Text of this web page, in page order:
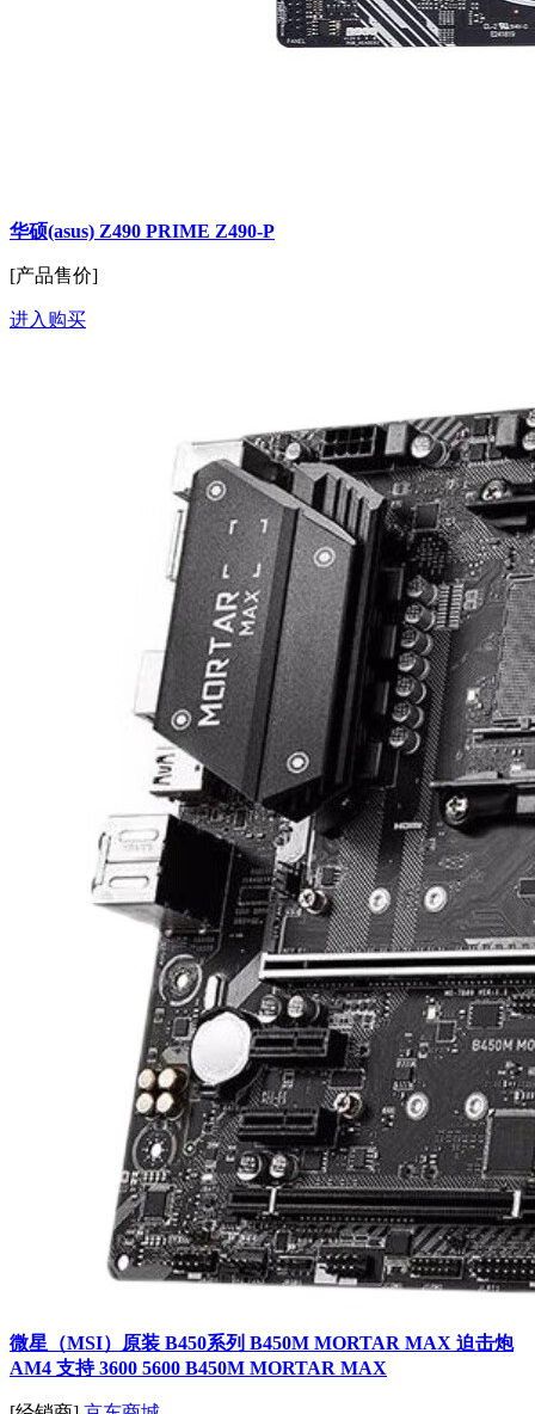
华硕(asus) Z490 PRIME Z490-P
[产品售价]
进入购买
微星（MSI）原装 B450系列 B450M MORTAR MAX 迫击炮
AM4 支持 3600 5600 B450M MORTAR MAX